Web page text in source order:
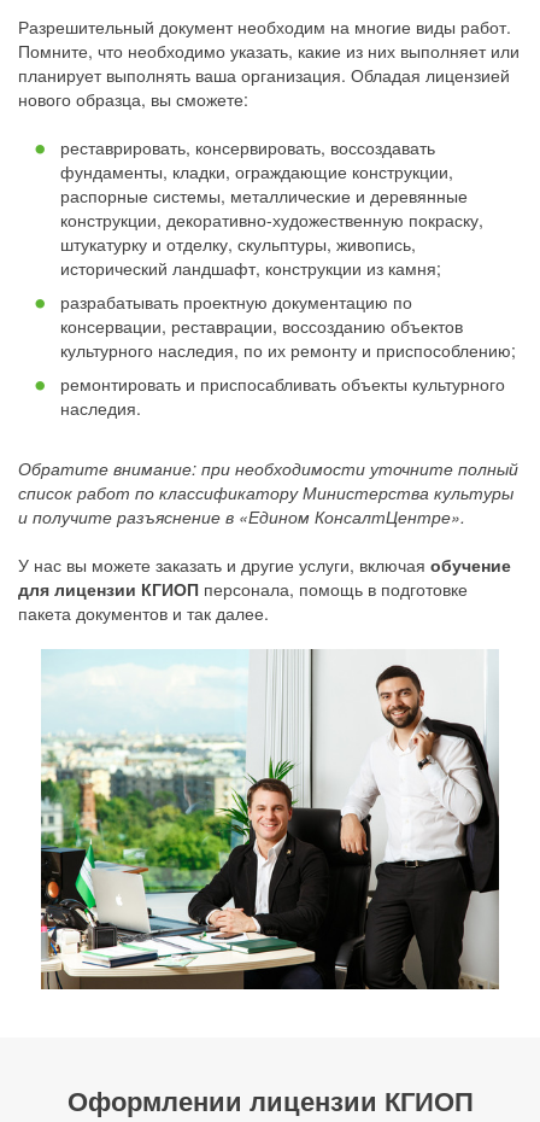
Разрешительный документ необходим на многие виды работ.
Помните, что необходимо указать, какие из них выполняет или
планирует выполнять ваша организация. Обладая лицензией
нового образца, вы сможете:
реставрировать, консервировать, воссоздавать
фундаменты, кладки, ограждающие конструкции,
распорные системы, металлические и деревянные
конструкции, декоративно-художественную покраску,
штукатурку и отделку, скульптуры, живопись,
исторический ландшафт, конструкции из камня;
разрабатывать проектную документацию по
консервации, реставрации, воссозданию объектов
культурного наследия, по их ремонту и приспособлению;
ремонтировать и приспосабливать объекты культурного
наследия.
Обратите внимание: при необходимости уточните полный
список работ по классификатору Министерства культуры
и получите разъяснение в «Едином КонсалтЦентре».
У нас вы можете заказать и другие услуги, включая обучение
для лицензии КГИОП персонала, помощь в подготовке
пакета документов и так далее.
Оформлении лицензии КГИОП